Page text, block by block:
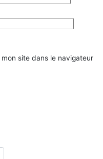
site dans le navigateur